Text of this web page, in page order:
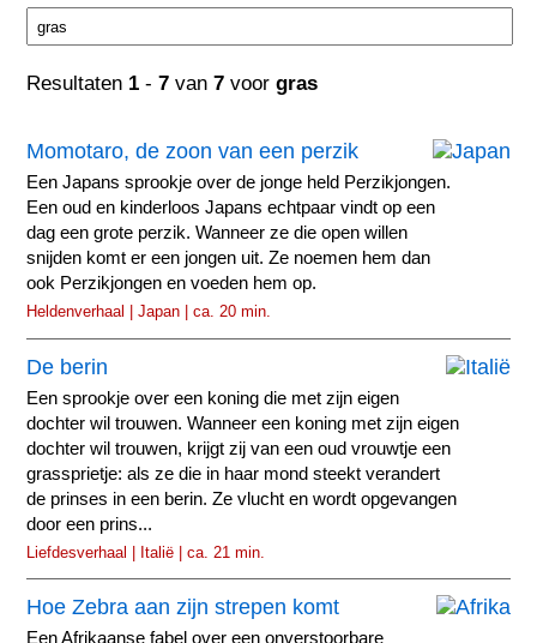
Resultaten 1 -7 van7 voorgras
Momotaro, de zoon van een perzik
Een Japans sprookje over de jonge held Perzikjongen.
Een oud en kinderloos Japans echtpaar vindt op een
dag een grote perzik. Wanneer ze die open willen
snijden komt er een jongen uit. Ze noemen hem dan
ook Perzikjongen en voeden hem op.
Heldenverhaal | Japan | ca. 20 min.
De berin
Een sprookje over een koning die met zijn eigen
dochter wil trouwen. Wanneer een koning met zijn eigen
dochter wil trouwen, krijgt zij van een oud vrouwtje een
grassprietje: als ze die in haar mond steekt verandert
de prinses in een berin. Ze vlucht en wordt opgevangen
door een prins...
Liefdesverhaal | Italië | ca. 21 min.
Hoe Zebra aan zijn strepen komt
Een Afrikaanse fabel over een onverstoorbare